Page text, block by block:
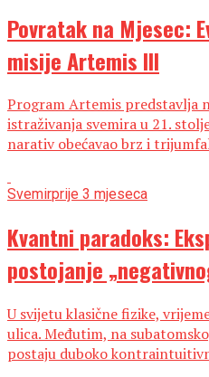
Povratak na Mjesec:
misije Artemis III
Program Artemis predstavlja
istraživanja svemira u 21.
narativ obećavao brz i
Svemirprije 3 mjeseca
Kvantni paradoks:
postojanje
U svijetu klasične fizike,
ulica. Međutim, na
postaju duboko